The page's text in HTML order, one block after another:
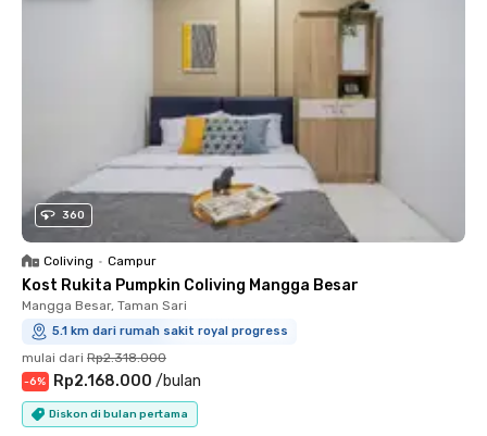
360
Coliving • Campur
Kost Rukita Pumpkin Coliving Mangga Besar
Mangga Besar, Taman Sari
5.1 km dari rumah sakit royal progress
mulai dari Rp2.318.000
-6% Rp2.168.000 /bulan
Diskon di bulan pertama